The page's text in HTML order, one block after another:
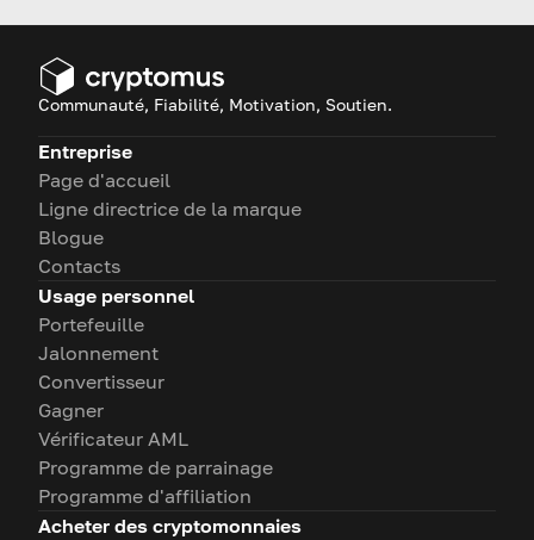
Communauté, Fiabilité, Motivation, Soutien.
Entreprise
Page d'accueil
Ligne directrice de la marque
Blogue
Contacts
Usage personnel
Portefeuille
Jalonnement
Convertisseur
Gagner
Vérificateur AML
Programme de parrainage
Programme d'affiliation
Acheter des cryptomonnaies